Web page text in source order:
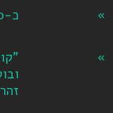
כ-100 מילים מולחמות